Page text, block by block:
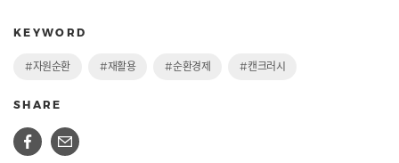
KEYWORD
#자원순환 #재활용 #순환경제 #캔크러시
SHARE